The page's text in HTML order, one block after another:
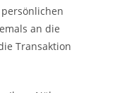
an die
Transaktion